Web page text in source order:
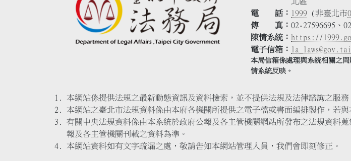
電 話
1999 (非臺北市
傳 真
02-27596695、
陳情系統
https://
電子信箱
本局信箱係處理與系統相關之
情系統反映。
本網站係提供法規之最新動態資訊及資料檢索，並不提供法規及法律諮詢之服
本網站之臺北市法規資料係由本府各機關所提供之電子檔或書面編排製作，若
有關中央法規資料係由本系統於政府公報及各主管機關網站所發布之法規資料
報及各主管機關刊載之資料為準。
本網站資料如有文字疏漏之處，敬請告知本網站管理人員，我們會即刻修正。